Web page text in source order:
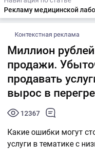
Контекстная реклама
Миллион
продажи.
продавать
вырос в
12367
Какие ошибки могут
услуги в тематике с